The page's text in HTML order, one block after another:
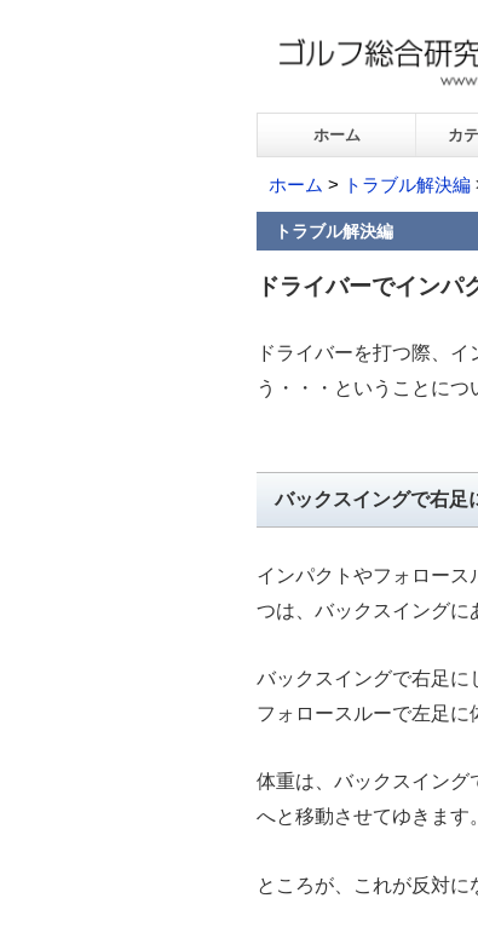
ホーム カ
ホーム > トラブル解決編
トラブル解決編
ドライバーでイン
ドライバーを打つ際、
う・・・ということにつ
バックスイングで右足
インパクトやフォロー
つは、バックスイングに
バックスイングで右足に
フォロースルーで左足に
体重は、バックスイング
へと移動させてゆきます
ところが、これが反対に